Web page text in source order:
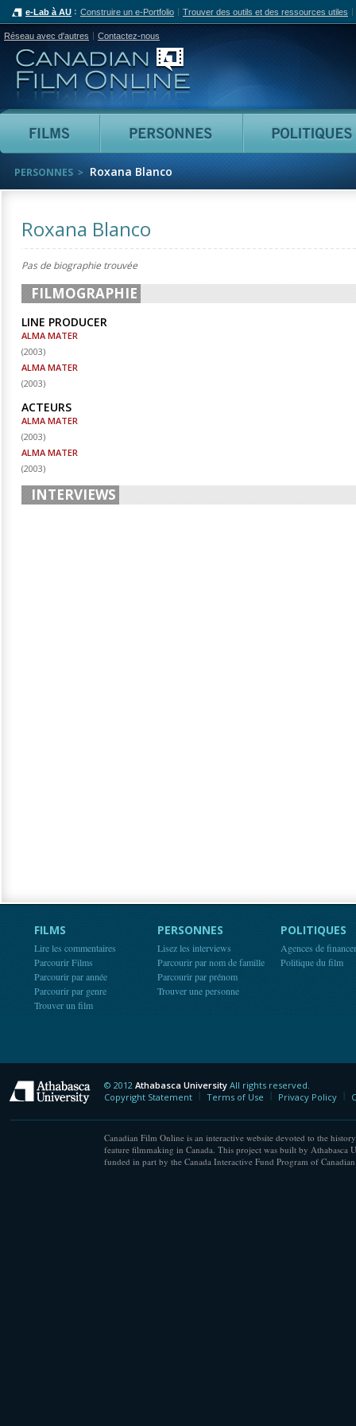
e-Lab à AU Construire un e-Portfolio Trouver des outils et des ressources utiles
Réseau avec d'autres Contactez-nous
Canadian Film Online
Films Personnes
PERSONNES Roxana Blanco
Roxana Blanco
Pas de biographie trouvée
FILMOGRAPHIE
LINE PRODUCER
ALMA MATER
(2003)
ALMA MATER
(2003)
ACTEURS
ALMA MATER
(2003)
ALMA MATER
(2003)
INTERVIEWS
FILMS
Lire les commentaires
Parcourir Films
Parcourir par année
Parcourir par genre
Trouver un film
PERSONNES
Lisez les interviews
Parcourir par nom de famille
Parcourir par prénom
Trouver une personne
POLITIQUES
Agences de
Politique du film
Athabasca University
© 2012 Athabasca University All rights reserved.
Copyright Statement
Terms of Use Privacy Policy
Canadian Film Online is an interactive website devoted to the
feature filmmaking in Canada. This project was built by Athabasca
funded in part by the Canada Interactive Fund Program of